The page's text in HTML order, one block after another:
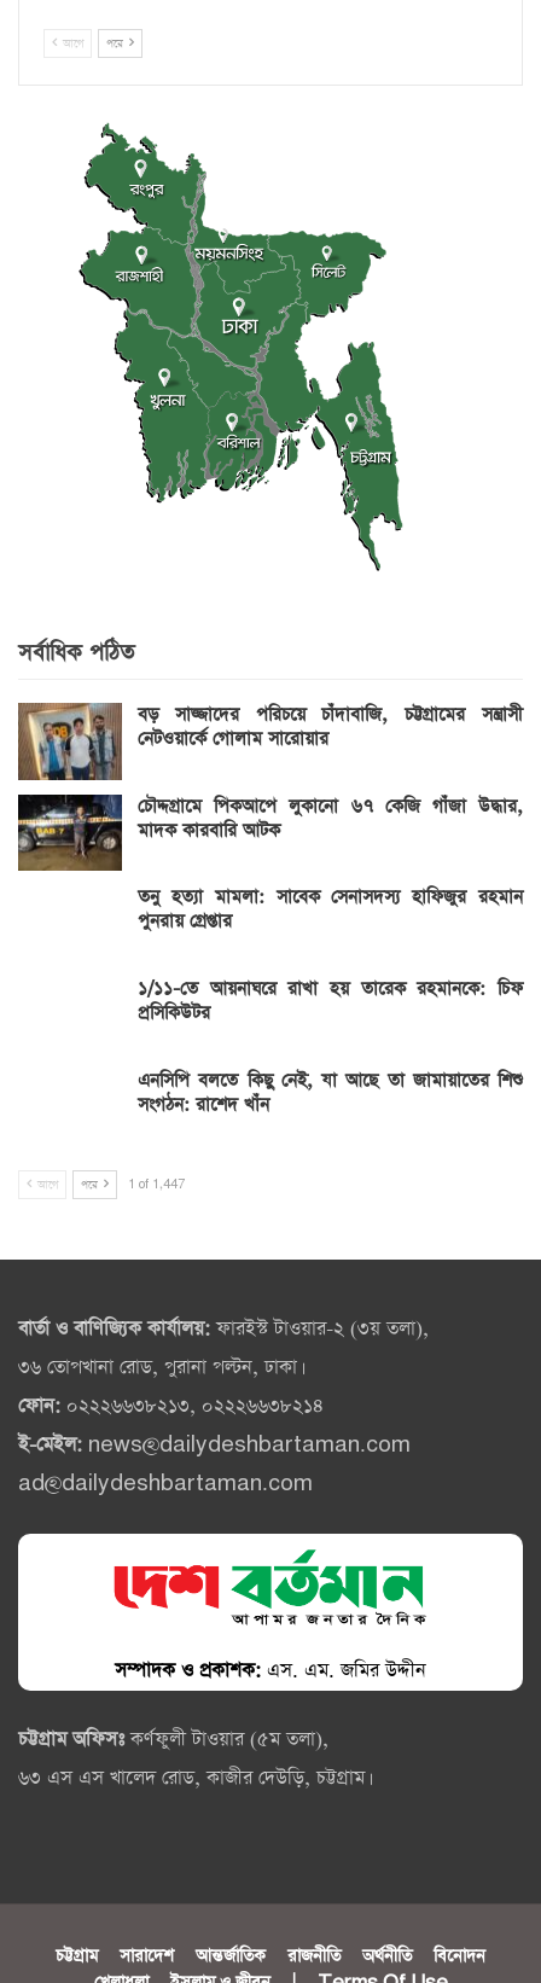
আগে পরে
সর্বাধিক পঠিত
বড় সাজ্জাদের পরিচয়ে চাঁদাবাজি, চট্টগ্রামের সন্ত্রাসী
নেটওয়ার্কে গোলাম সারোয়ার
চৌদ্দগ্রামে পিকআপে লুকানো ৬৭ কেজি গাঁজা উদ্ধার,
মাদক কারবারি আটক
তনু হত্যা মামলা: সাবেক সেনাসদস্য হাফিজুর রহমান
পুনরায় গ্রেপ্তার
১/১১-তে আয়নাঘরে রাখা হয় তারেক রহমানকে: চিফ
প্রসিকিউটর
এনসিপি বলতে কিছু নেই, যা আছে তা জামায়াতের শিশু
সংগঠন: রাশেদ খাঁন
আগে পরে 1 of 1,447
বার্তা ও বাণিজ্যিক কার্যালয়:ফারইস্ট টাওয়ার-২ (৩য় তলা),
৩৬ তোপখানা রোড, পুরানা পল্টন, ঢাকা।
ফোন: ০২২২৬৬৩৮২১৩, ০২২২৬৬৩৮২১৪
ই-মেইল: news@dailydeshbartaman.com
ad@dailydeshbartaman.com
সম্পাদক ও প্রকাশক: এস. এম. জমির উদ্দীন
চট্টগ্রাম অফিসঃকর্ণফুলী টাওয়ার (৫ম তলা),
৬৩ এস এস খালেদ রোড, কাজীর দেউড়ি, চট্টগ্রাম।
চট্টগ্রাম সারাদেশ আন্তর্জাতিক রাজনীতি অর্থনীতি
বিনোদন